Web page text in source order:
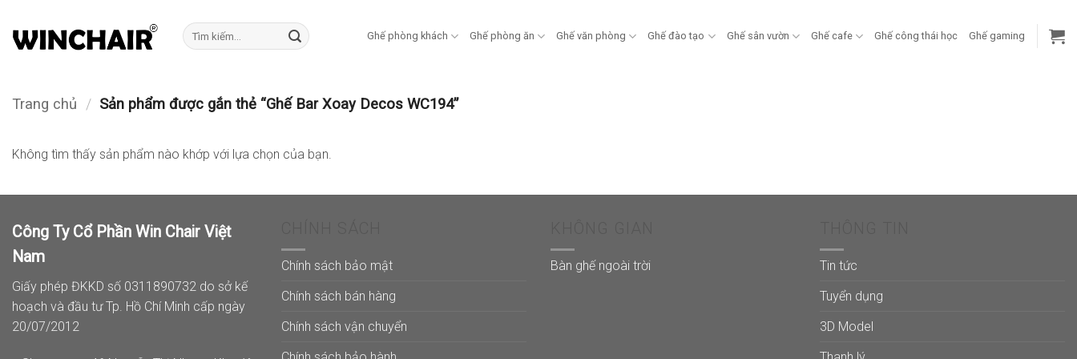
qua
Tìm
kiếm:
Ghế phòng khách Ghế phòng ăn Ghế văn phòng Ghế đào tạo Ghế sân vườn Ghế cafe Ghế công thái học Ghế gaming
Trang chủ / Sản phẩm được gắn thẻ “Ghế Bar Xoay Decos WC194”
Không tìm thấy sản phẩm nào khớp với lựa chọn của bạn.
Công Ty Cổ Phần Win Chair Việt
Nam
Giấy phép ĐKKD số 0311890732 do sở kế
hoạch và đầu tư Tp. Hồ Chí Minh cấp ngày
20/07/2012
Chính sách bảo mật
Chính sách bán hàng
Chính sách vận chuyển
Bàn ghế ngoài trời
Tin tức
Tuyển dụng
3D Model